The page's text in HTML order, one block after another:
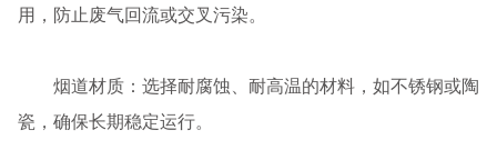
用，防止废气回流或交叉污染。
烟道材质：选择耐腐蚀、耐高温的材料，如不锈钢或陶
瓷，确保长期稳定运行。